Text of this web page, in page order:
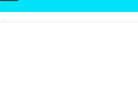
Adhesivos RECAMBIOS